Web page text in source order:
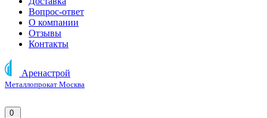
Вопрос-ответ
О компании
Отзывы
Контакты
Аренастрой
Металлопрокат Москва
0